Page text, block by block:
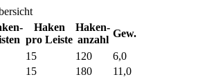
Haken
pro Leiste
Haken-
anzahl
Gew.
15 120
6,0
15 180
11,0